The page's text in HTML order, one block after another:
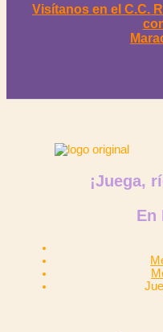
Visítanos en el C.C.
¡Juega,
En